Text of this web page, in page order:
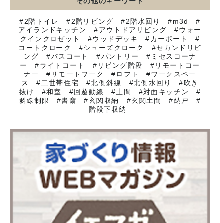
2階トイレ 2階リビング 2階水回り
m3d
アイランドキッチン
アウトドアリビング
ウォー
クインクロゼット
ウッドデッキ
カーポート
コートクローク
シューズクローク
セカンドリビ
ング
バスコート パントリー
ミセスコーナ
ー
ライトコート リビング階段
リモートコー
ナー
リモートワーク ロフト
ワークスペー
ス
二世帯住宅 北側斜線 北側水回り
吹き
抜け
和室 回遊動線 土間
対面キッチン
斜線制限
書斎 玄関収納 玄関土間
納戸
階段下収納